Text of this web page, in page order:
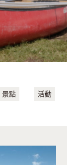
景點 活動